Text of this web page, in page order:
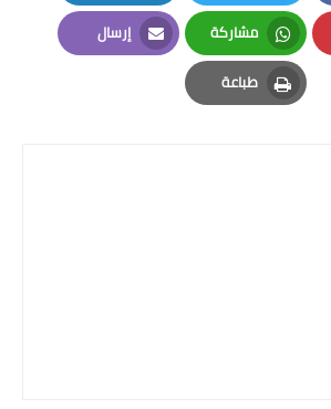
Twitter
LinkedIn
مشاركة
Whatsapp
إرسال
Email
طباعة
Print